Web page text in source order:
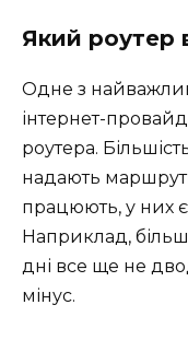
Який роутер
Одне з
інтернет-
роутера.
надають
працюють, у них є
Наприклад,
дні все ще не
мінус.